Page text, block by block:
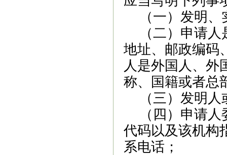
（一）发明
（二） 申请人
地址、邮政编码
人是外国人、外
称、国籍或者总
（三） 发明人
（四）申请
代码以及该机构
系电话 ；